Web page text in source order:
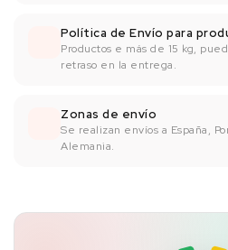
Política de Envío para
Productos e más de 15 kg,
retraso en la entrega.
Zonas de envío
Se realizan envíos a España,
Alemania.